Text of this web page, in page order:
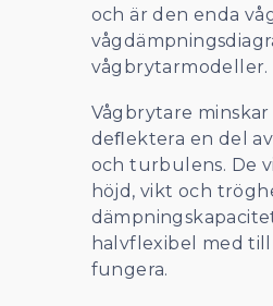
och är den enda
vågbrytarmodeller.
Vågbrytare
deﬂektera en del
och turbulens. De
höjd, vikt och
halvflexibel med
fungera.